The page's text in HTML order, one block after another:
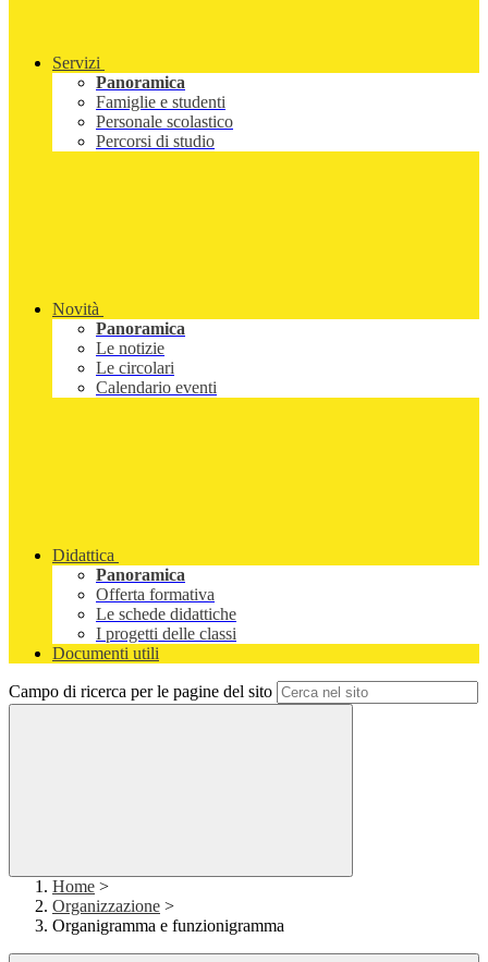
Servizi
Panoramica
Famiglie e studenti
Personale scolastico
Percorsi di studio
Novità
Panoramica
Le notizie
Le circolari
Calendario eventi
Didattica
Panoramica
Offerta formativa
Le schede didattiche
I progetti delle classi
Documenti utili
Campo di ricerca per le pagine del sito
Home >
Organizzazione >
Organigramma e funzionigramma